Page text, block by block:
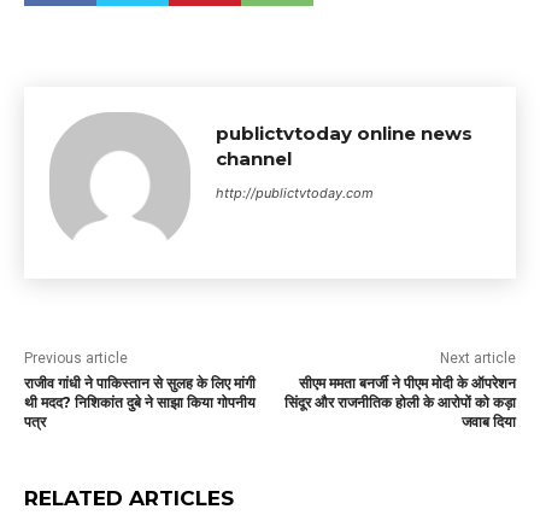
publictvtoday online news
channel
http://publictvtoday.com
Previous article
राजीव गांधी ने पाकिस्तान से सुलह के लिए मांगी
थी मदद? निशिकांत दुबे ने साझा किया गोपनीय
पत्र
Next article
सीएम ममता बनर्जी ने पीएम मोदी के ऑपरेशन
सिंदूर और राजनीतिक होली के आरोपों को कड़ा
जवाब दिया
RELATED ARTICLES